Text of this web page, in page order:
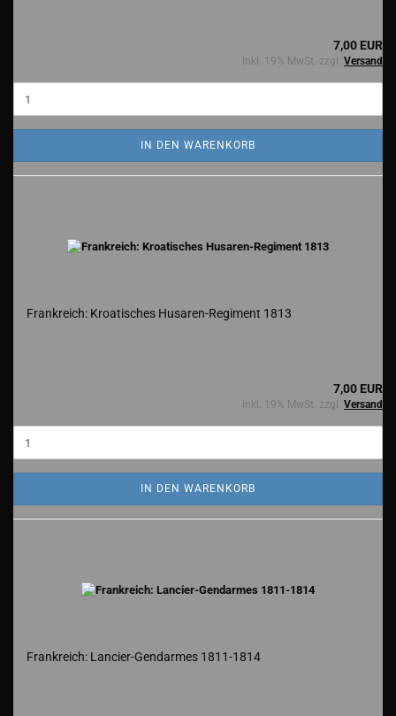
7,00 EUR
inkl. 19% MwSt. zzgl. Versand
IN DEN WARENKORB
Frankreich: Kroatisches Husaren-Regiment 1813
7,00 EUR
inkl. 19% MwSt. zzgl. Versand
IN DEN WARENKORB
Frankreich: Lancier-Gendarmes 1811-1814